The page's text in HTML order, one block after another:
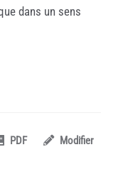
dans un sens
PDF Modifier